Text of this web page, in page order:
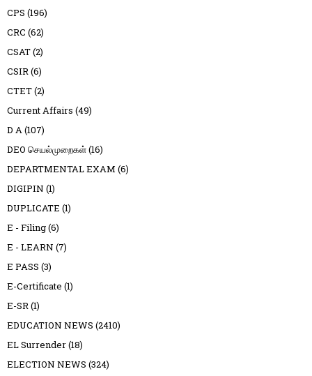
CPS (196)
CRC (62)
CSAT(2)
CSIR(6)
CTET(2)
Current Affairs (49)
D A(107)
DEO செயல்முறைகள்(16)
DEPARTMENTAL EXAM (6)
DIGIPIN (1)
DUPLICATE (1)
E - Filing(6)
E - LEARN (7)
E PASS (3)
E-Certificate (1)
E-SR(1)
EDUCATION NEWS (2410)
EL Surrender(18)
ELECTION NEWS (324)